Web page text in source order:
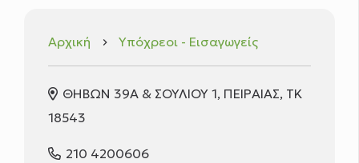
Αρχική keyboard_arrow_right Υπόχρεοι - Εισαγωγείς
ΘΗΒΩΝ 39Α & ΣΟΥΛΙΟΥ 1, ΠΕΙΡΑΙΑΣ, ΤΚ
18543
210 4200606